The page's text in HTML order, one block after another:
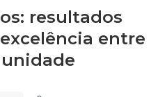
resultados
entre